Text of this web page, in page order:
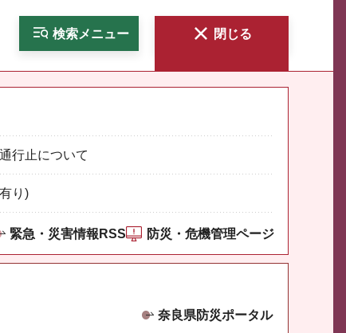
検索メニュー 閉じる
行止について
り)
緊急・災害情報RSS 防災・危機管理ページ
奈良県防災ポータル